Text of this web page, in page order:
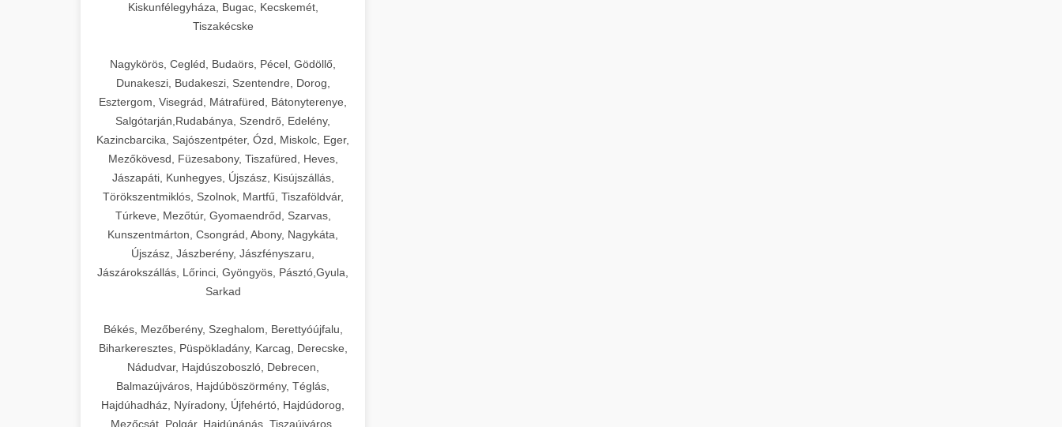
Kiskunfélegyháza, Bugac, Kecskemét,
Tiszakécske
Nagykörös, Cegléd, Budaörs, Pécel, Gödöllő,
Dunakeszi, Budakeszi, Szentendre, Dorog,
Esztergom, Visegrád, Mátrafüred, Bátonyterenye,
Salgótarján,Rudabánya, Szendrő, Edelény,
Kazincbarcika, Sajószentpéter, Ózd, Miskolc, Eger,
Mezőkövesd, Füzesabony, Tiszafüred, Heves,
Jászapáti, Kunhegyes, Újszász, Kisújszállás,
Törökszentmiklós, Szolnok, Martfű, Tiszaföldvár,
Túrkeve, Mezőtúr, Gyomaendrőd, Szarvas,
Kunszentmárton, Csongrád, Abony, Nagykáta,
Újszász, Jászberény, Jászfényszaru,
Jászárokszállás, Lőrinci, Gyöngyös, Pásztó,Gyula,
Sarkad
Békés, Mezőberény, Szeghalom, Berettyóújfalu,
Biharkeresztes, Püspökladány, Karcag, Derecske,
Nádudvar, Hajdúszoboszló, Debrecen,
Balmazújváros, Hajdúböszörmény, Téglás,
Hajdúhadház, Nyíradony, Újfehértó, Hajdúdorog,
Mezőcsát, Polgár, Hajdúnánás, Tiszaújváros,